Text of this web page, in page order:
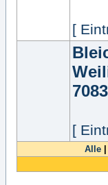
[
[
Alle